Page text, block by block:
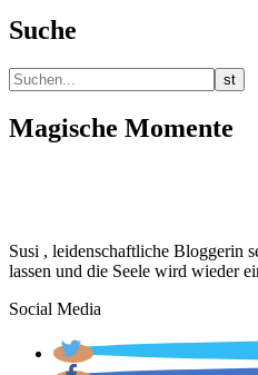
Suche
Magische Momente
Susi , leidenschaftliche Bloggerin
lassen und die Seele wird wieder
Social Media